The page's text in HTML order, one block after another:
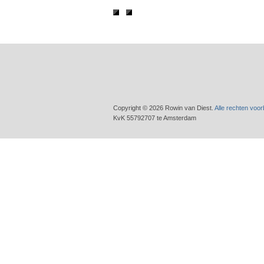
Copyright © 2026 Rowin van Diest. Alle rechten
KvK 55792707 te Amsterdam